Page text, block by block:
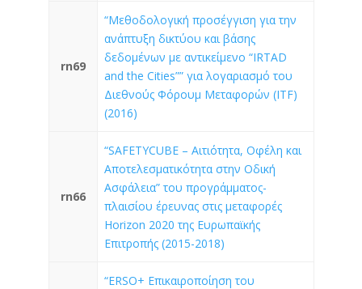
rn69
“Μεθοδολογική προσέγγιση για την
ανάπτυξη δικτύου και βάσης
δεδομένων με αντικείμενο “IRTAD
and the Cities”” για λογαριασμό του
Διεθνούς Φόρουμ Μεταφορών (ITF)
(2016)
rn66
“SAFETYCUBE – Αιτιότητα, Οφέλη και
Αποτελεσματικότητα στην Οδική
Ασφάλεια” του προγράμματος-
πλαισίου έρευνας στις μεταφορές
Horizon 2020 της Ευρωπαϊκής
Επιτροπής (2015-2018)
“ERSO+ Επικαιροποίηση του